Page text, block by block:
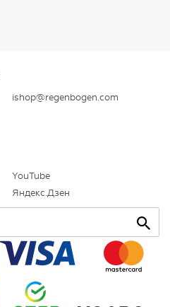
ishop@regenbogen.com
YouTube
Яндекс.Дзен